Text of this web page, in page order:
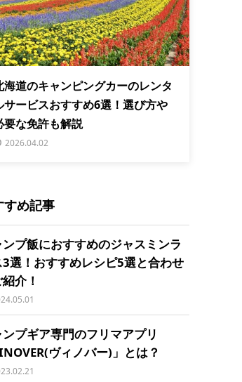
海道のキャンピングカーのレンタ
サービスおすすめ6選！選び方や
要な免許も解説
2026.04.02
すめ記事
ンプ飯におすすめのジャスミンラ
3選！おすすめレシピ5選と合わせ
介！
ンプギア専門のフリマアプリ
ヴィノバー)」とは？